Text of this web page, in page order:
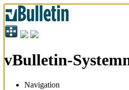
vBulletin-
Navigation